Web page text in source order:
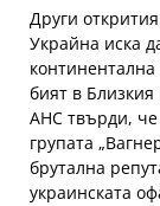
Други
Украйна иска
бият в
АНС твърди,
групата
брутална
украинската